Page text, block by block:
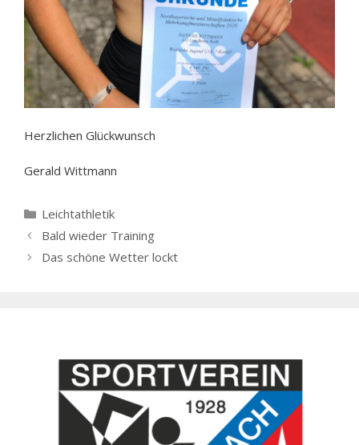
Herzlichen Glückwunsch
Gerald Wittmann
Kategorien
Leichtathletik
Bald wieder Training
Das schöne Wetter lockt